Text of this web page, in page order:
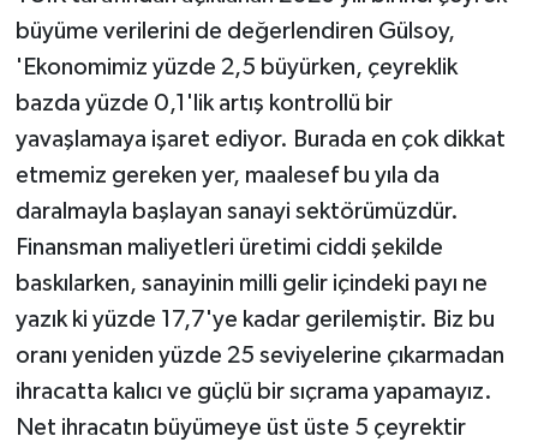
büyüme verilerini de değerlendiren Gülsoy,
'Ekonomimiz yüzde 2,5 büyürken, çeyreklik
bazda yüzde 0,1'lik artış kontrollü bir
yavaşlamaya işaret ediyor. Burada en çok dikkat
etmemiz gereken yer, maalesef bu yıla da
daralmayla başlayan sanayi sektörümüzdür.
Finansman maliyetleri üretimi ciddi şekilde
baskılarken, sanayinin milli gelir içindeki payı ne
yazık ki yüzde 17,7'ye kadar gerilemiştir. Biz bu
oranı yeniden yüzde 25 seviyelerine çıkarmadan
ihracatta kalıcı ve güçlü bir sıçrama yapamayız.
Net ihracatın büyümeye üst üste 5 çeyrektir